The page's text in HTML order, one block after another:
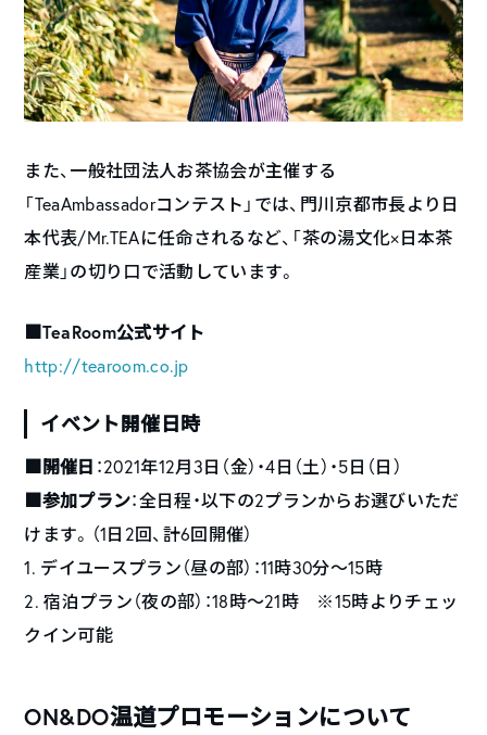
また、一般社団法人お茶協会が主催する
「TeaAmbassadorコンテスト」では、門川京都市長より日
本代表/Mr.TEAに任命されるなど、「茶の湯文化×日本茶
産業」の切り口で活動しています。
■TeaRoom公式サイト
http://tearoom.co.jp
イベント開催日時
■開催日 ：2021年12月3日（金）・4日（土）・5日（日）
■参加プラン：全日程・以下の2プランからお選びいただ
けます。（1日2回、計6回開催）
1. デイユースプラン（昼の部）：11時30分～15時
2. 宿泊プラン（夜の部）：18時～21時 ※15時よりチェッ
クイン可能
ON&DO温道プロモーションについて